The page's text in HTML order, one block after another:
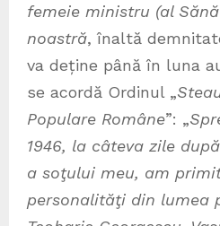
femeie ministru (al
noastră, înaltă
va deține până în luna
se acordă Ordinul „
Populare Române”: „
1946, la câteva zile
a soţului meu, am
personalităţi din lumea